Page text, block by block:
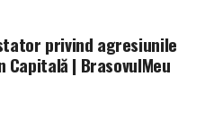
privind agresiunile
Capitală | BrasovulMeu